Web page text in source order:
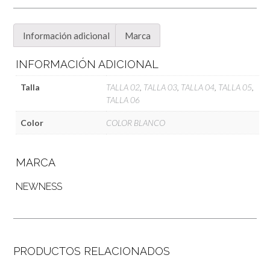
Información adicional Marca
INFORMACIÓN ADICIONAL
Talla TALLA 02 TALLA 03 TALLA 04 TALLA 05
TALLA 06
Color COLOR BLANCO
MARCA
NEWNESS
PRODUCTOS RELACIONADOS